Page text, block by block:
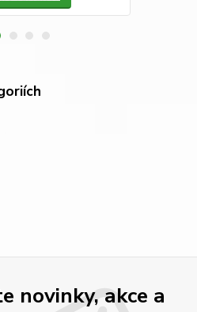
novinky, akce a